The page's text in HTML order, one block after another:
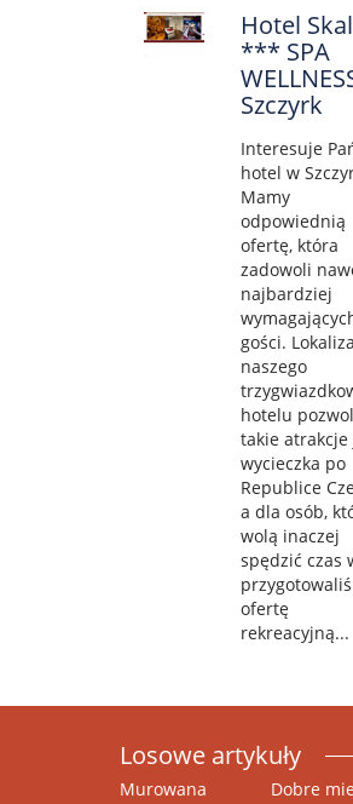
Hotel
*** SPA
Szczyrk
Interesuje
hotel w
Mamy
odpowiednią
ofertę, która
zadowoli
najbardziej
gości.
naszego
hotelu
takie atrakcje
wycieczka po
Republice
a dla osób,
wolą inaczej
spędzić czas
ofertę
rekreacyjną...
Losowe artykuły
Murowana
Dobre